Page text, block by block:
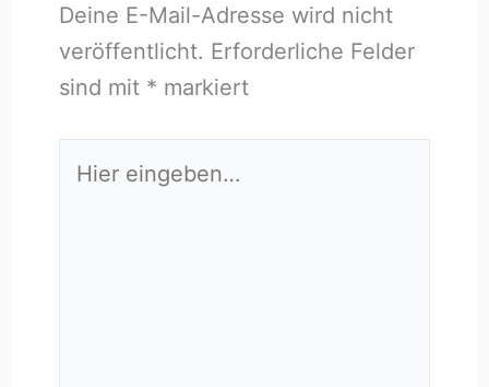
Deine E-Mail-Adresse wird nicht
veröffentlicht. Erforderliche Felder
sind mit * markiert
eingeben…